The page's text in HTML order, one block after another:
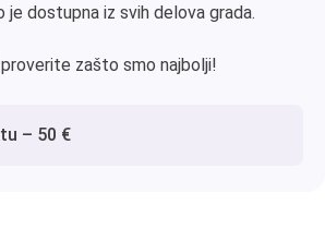
je dostupna iz svih delova grada.
zašto smo najbolji!
– 50 €